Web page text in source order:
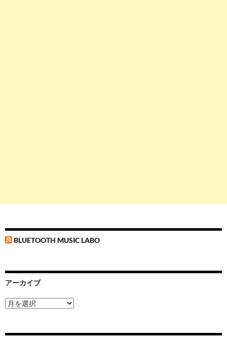
BLUETOOTH MUSIC LABO
アーカイブ
ア
ー
ブ